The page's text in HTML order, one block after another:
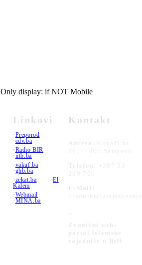
Only display: if NOT Mobile
Linkovi
•Preporod
•cdv.ba
•Radio BIR
•iitb.ba
•vakuf.ba
•ghb.ba
•zekat.ba •El
Kalem
•Webmail
•MINA.ba
Kontakt
Adresa:
Kovači br.
36, 71000 Sarajevo
Telefon:
+387 33
289 700
E-Mail:
Zvanični web-
portal Islamske
zajednice u BiH